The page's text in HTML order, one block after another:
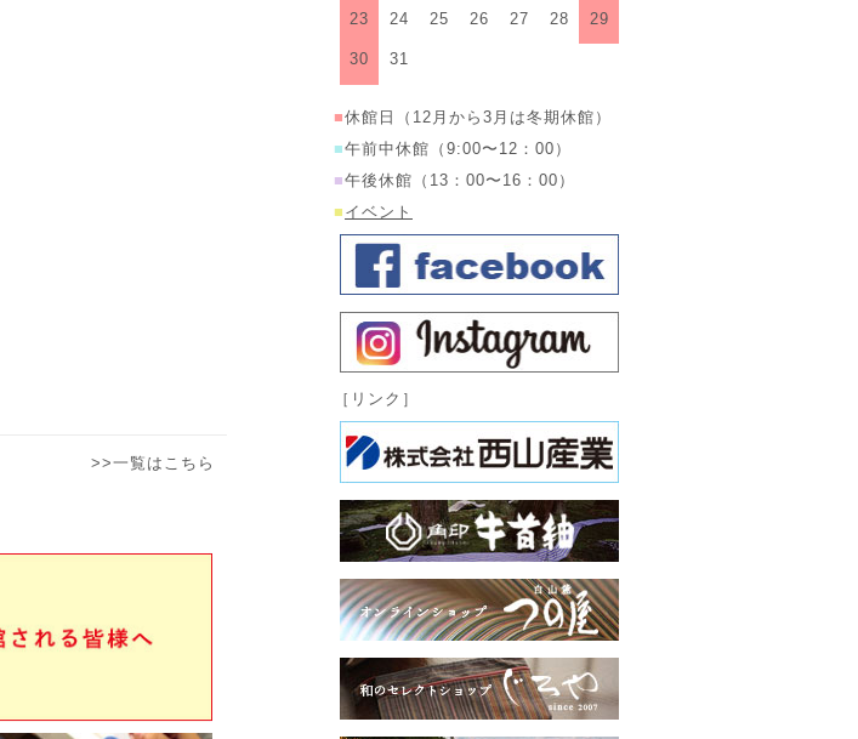
>>一覧はこちら
23 24 25 26 27 28 29
30 31
■休館日（12月から3月は冬期休館）
■午前中休館（9:00〜12：00）
■午後休館（13：00〜16：00）
■ イベント
［リンク］